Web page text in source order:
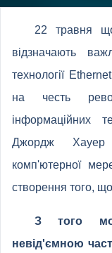
22 травня
відзначають
технології
на честь
інформаційних
Джордж Хауер
комп'ютерної
створення того,
З того
невід'ємною